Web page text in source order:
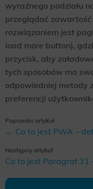
wyraźnego podziału
przeglądać zawartość
rozwiązaniem jest
load more button),
przycisk, aby
tych sposobów ma
odpowiedniej metody
preferencji
Poprzedni artykuł
← Co to jest PWA –
Następny artykuł
Co to jest Paragraf 31